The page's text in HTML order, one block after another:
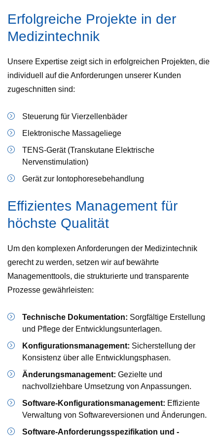
Erfolgreiche Projekte in der
Medizintechnik
Unsere Expertise zeigt sich in erfolgreichen Projekten, die
individuell auf die Anforderungen unserer Kunden
zugeschnitten sind:
Steuerung für Vierzellenbäder
Elektronische Massageliege
TENS-Gerät (Transkutane Elektrische
Nervenstimulation)
Gerät zur Iontophoresebehandlung
Effizientes Management für
höchste Qualität
Um den komplexen Anforderungen der Medizintechnik
gerecht zu werden, setzen wir auf bewährte
Managementtools, die strukturierte und transparente
Prozesse gewährleisten:
Technische Dokumentation: Sorgfältige Erstellung
und Pflege der Entwicklungsunterlagen.
Konfigurationsmanagement: Sicherstellung der
Konsistenz über alle Entwicklungsphasen.
Änderungsmanagement: Gezielte und
nachvollziehbare Umsetzung von Anpassungen.
Software-Konfigurationsmanagement: Effiziente
Verwaltung von Softwareversionen und Änderungen.
Software-Anforderungsspezifikation und -